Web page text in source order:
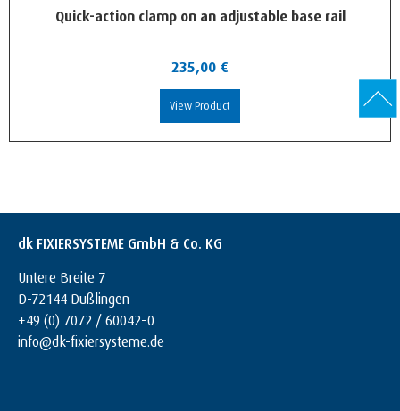
Quick-action clamp on an adjustable base rail
235,00 €
View Product
dk FIXIERSYSTEME GmbH & Co. KG
Untere Breite 7
D-72144 Dußlingen
+49 (0) 7072 / 60042-0
info@dk-fixiersysteme.de